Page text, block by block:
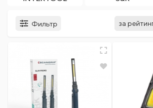
Фильтр